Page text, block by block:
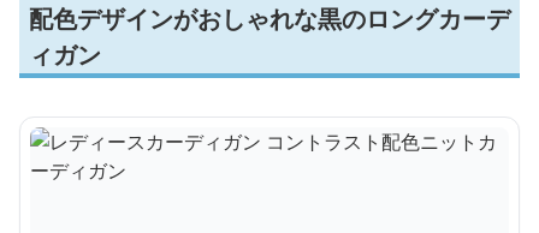
配色デザインがおしゃれな黒のロングカーデ
ィガン